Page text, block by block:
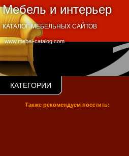
Мебель и интерьер
www.mebel-catalog.com
КАТАЛОГ МЕБЕЛЬНЫХ САЙТОВ
КАТЕГОРИИ
Также рекомендуем посетить: